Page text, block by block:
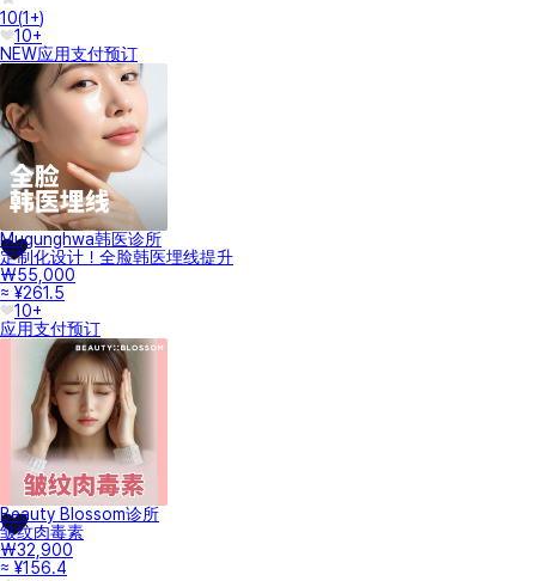
10(1+)
10+
NEW应用支付预订
Mugunghwa韩医诊所
定制化设计！全脸韩医埋线提升
₩55,000
≈ ¥261.5
10+
应用支付预订
Beauty Blossom诊所
皱纹肉毒素
₩32,900
≈ ¥156.4